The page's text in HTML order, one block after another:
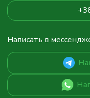
Написать в